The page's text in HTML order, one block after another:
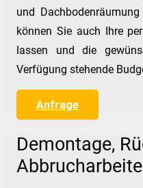
und
können Sie auch Ihre
lassen und die
Verfügung stehende
Anfrage
Demontage,